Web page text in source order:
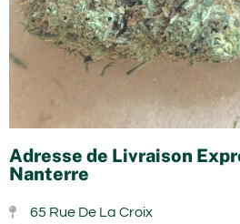
Adresse de Livraison
Nanterre
65 Rue De La Croix